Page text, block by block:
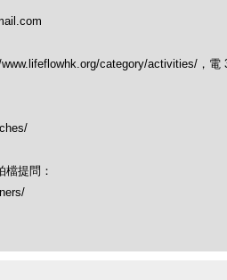
category/activities/，電
提問：